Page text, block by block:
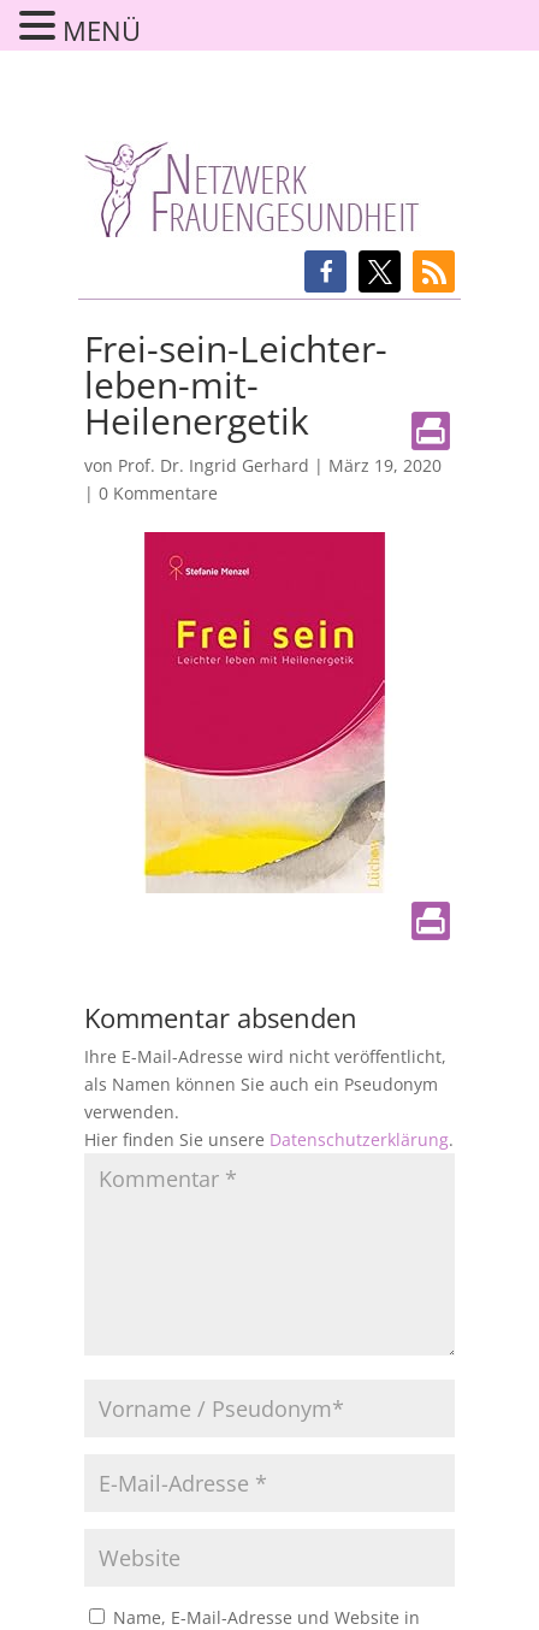
Frei-sein-Leichter-
leben-mit-
Heilenergetik
von Prof. Dr. Ingrid Gerhard | März 19, 2020
| 0 Kommentare
Kommentar absenden
Ihre E-Mail-Adresse wird nicht veröffentlicht,
als Namen können Sie auch ein Pseudonym
verwenden.
Hier finden Sie unsere Datenschutzerklärung.
Name, E-Mail-Adresse und Website in
MENÜ